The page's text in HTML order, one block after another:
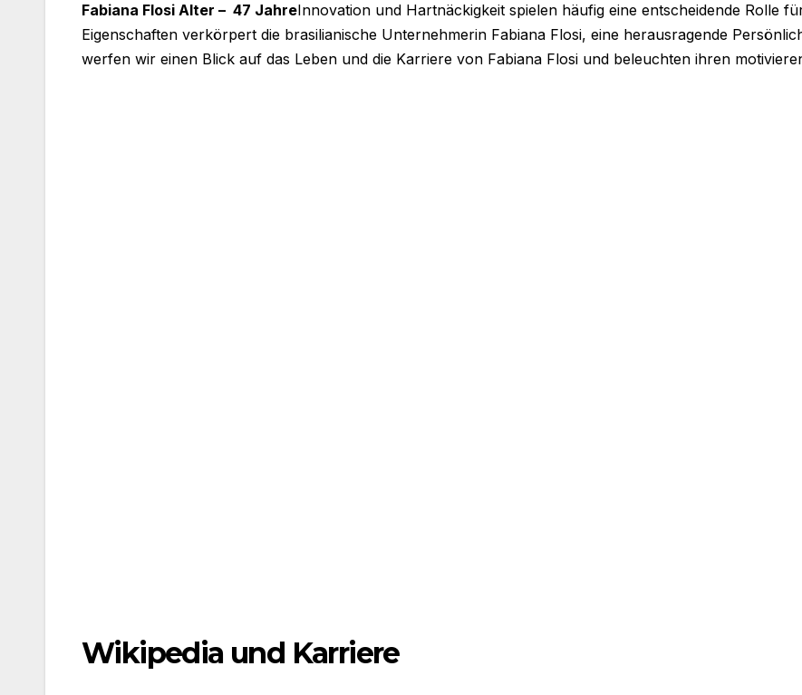
Fabiana Flosi Alter – 47 JahreInnovation und Hartnäckigkeit spielen häufig eine entscheidende Rolle
Eigenschaften verkörpert die brasilianische Unternehmerin Fabiana Flosi, eine herausragende
werfen wir einen Blick auf das Leben und die Karriere von Fabiana Flosi und beleuchten ihren
Wikipedia und Karriere